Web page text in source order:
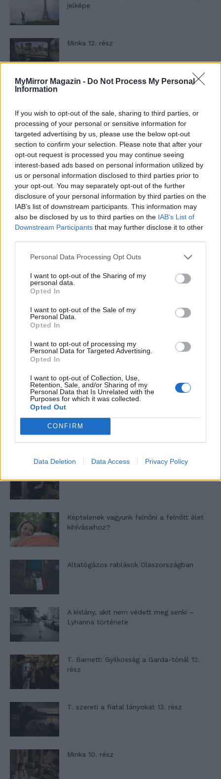
MyMirror Magazin - Do Not Process My Personal
Information
If you wish to opt-out of the sale, sharing to third parties, or
processing of your personal or sensitive information for
targeted advertising by us, please use the below opt-out
section to confirm your selection. Please note that after your
opt-out request is processed you may continue seeing
interest-based ads based on personal information utilized by
us or personal information disclosed to third parties prior to
your opt-out. You may separately opt-out of the further
disclosure of your personal information by third parties on the
IAB’s list of downstream participants. This information may
also be disclosed by us to third parties on the IAB’s List of
Downstream Participants that may further disclose it to other
Personal Data Processing Opt Outs
I want to opt-out of the Sharing of my
personal data.
Opted In
I want to opt-out of the Sale of my
Personal Data.
Opted In
I want to opt-out of processing my
Personal Data for Targeted Advertising.
Opted In
I want to opt-out of Collection, Use,
Retention, Sale, and/or Sharing of my
Personal Data that Is Unrelated with the
Purposes for which it was collected.
Opted Out
CONFIRM
Data Deletion Data Access Privacy Policy
jelképe
Minka 12. rész
T. szereti a fiatal lányokat 14. rész
Pedig szóltam… – Miért nem hiszünk a
nőknek, amikor segítséget kérnek?
A legidegesítőbb kifejezések laza
gyűjteménye
Elyna Robbs: Adéle és az örökölt árnyak
A világ legismertebb ruhái
Nyár, nevetés, anekdoták
Képtelenek vagyunk felnőni a felnőtt élet
kihívásaihoz?
Altatógázos rablások Olaszországban
A kislány, akit nem védett meg senki –
Lyhanna története
T. Barnett: Gyilkosság a Garda-tónál 12.
rész
T. szereti a fiatal lányokat 13. rész
Minka 10. rész